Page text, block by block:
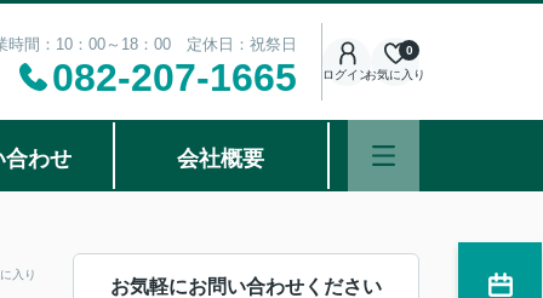
時間：10：00～18：00 定休日：祝祭日
082-207-1665 ログインお気に入り
0
合わせ 会社概要
入り
お気軽にお問い合わせください